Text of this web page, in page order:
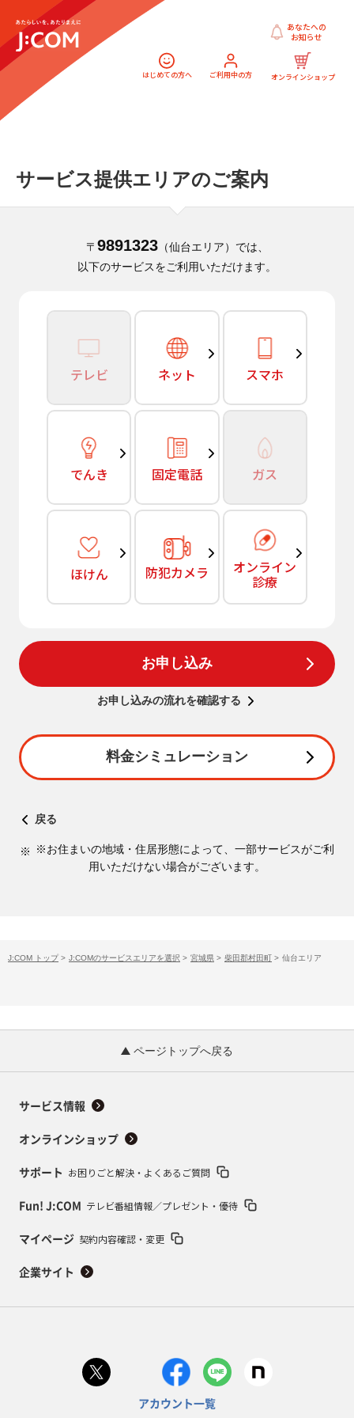
はじめての方へ ご利用中の方 オンラインショップ
あなたへの
お知らせ
サービス提供エリアのご案内
〒 9891323（仙台エリア）では、
以下のサービスをご利用いただけます。
テレビ ネット スマホ
でんき 固定電話 ガス
ほけん 防犯カメラ オンライン
診療
お申し込み
お申し込みの流れを確認する
料金シミュレーション
戻る
※お住まいの地域・住居形態によって、一部サービスがご利
用いただけない場合がございます。
J:COM トップ > J:COMのサービスエリアを選択 > 宮城県 > 柴田郡村田町 > 仙台エリア
ページトップへ戻る
サービス情報
オンラインショップ
サポート お困りごと解決・よくあるご質問
Fun! J:COM テレビ番組情報／プレゼント・優待
マイページ 契約内容確認・変更
企業サイト
アカウント一覧